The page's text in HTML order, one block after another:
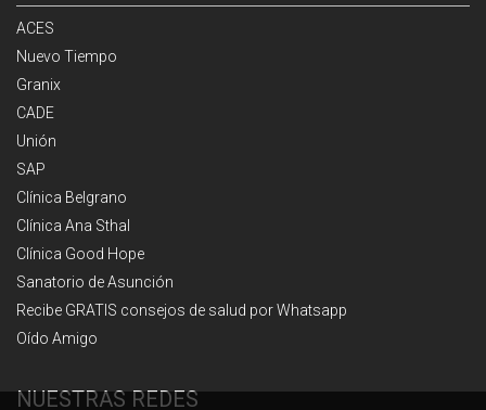
ACES
Nuevo Tiempo
Granix
CADE
Unión
SAP
Clínica Belgrano
Clínica Ana Sthal
Clínica Good Hope
Sanatorio de Asunción
Recibe GRATIS consejos de salud por Whatsapp
Oído Amigo
NUESTRAS REDES